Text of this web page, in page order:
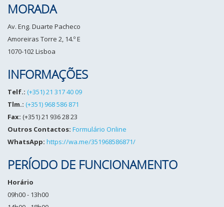
MORADA
Av. Eng. Duarte Pacheco
Amoreiras Torre 2, 14.º E
1070-102 Lisboa
INFORMAÇÕES
Telf.: (+351) 21 317 40 09
Tlm.: (+351) 968 586 871
Fax: (+351) 21 936 28 23
Outros Contactos: Formulário Online
WhatsApp: https://wa.me/351968586871/
PERÍODO DE FUNCIONAMENTO
Horário
09h00 - 13h00